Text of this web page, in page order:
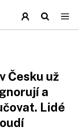
Česku už
a
Lidé